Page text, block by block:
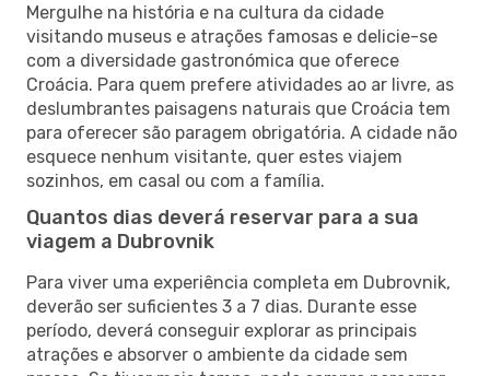
Mergulhe na história e na cultura da cidade
visitando museus e atrações famosas e delicie-se
com a diversidade gastronómica que oferece
Croácia. Para quem prefere atividades ao ar livre, as
deslumbrantes paisagens naturais que Croácia tem
para oferecer são paragem obrigatória. A cidade não
esquece nenhum visitante, quer estes viajem
sozinhos, em casal ou com a família.
Quantos dias deverá reservar para a sua
viagem a Dubrovnik
Para viver uma experiência completa em Dubrovnik,
deverão ser suficientes 3 a 7 dias. Durante esse
período, deverá conseguir explorar as principais
atrações e absorver o ambiente da cidade sem